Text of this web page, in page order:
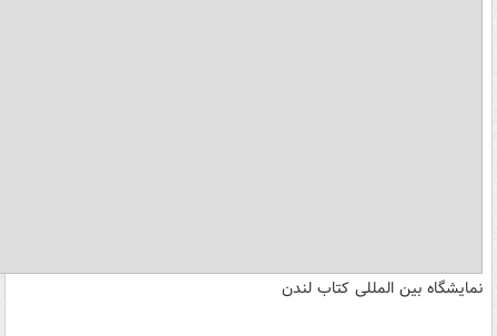
نمایشگاه بین المللی کتاب لندن